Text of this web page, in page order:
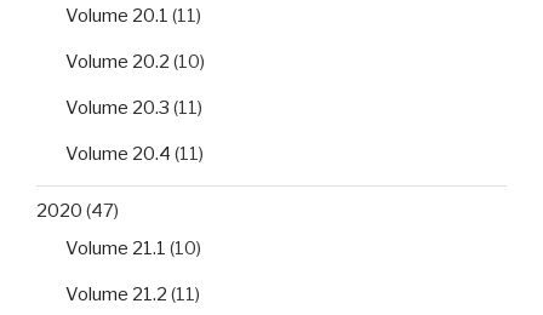
Volume 20.1 (11)
Volume 20.2 (10)
Volume 20.3 (11)
Volume 20.4 (11)
2020 (47)
Volume 21.1 (10)
Volume 21.2 (11)